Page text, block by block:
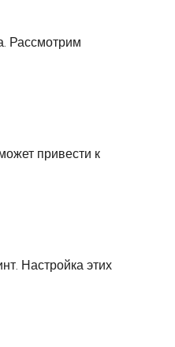
Рассмотрим
привести к
Настройка этих